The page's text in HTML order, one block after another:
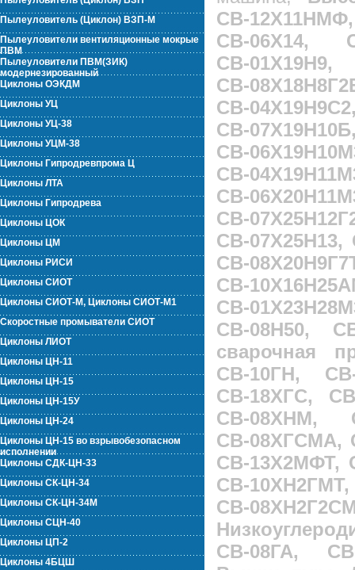
Пылеуловитель (Циклон) ВЗП-М
Пылеуловители вентиляционные мокрые
ПВМ
Пылеуловители ПВМ(ЗИК)
модернезированный
Циклоны ОЭКДМ
Циклоны УЦ
Циклоны УЦ-38
Циклоны УЦМ-38
Циклоны Гипродревпрома Ц
Циклоны ЛТА
Циклоны Гипродрева
Циклоны ЦОК
Циклоны ЦМ
Циклоны РИСИ
Циклоны СИОТ
Циклоны СИОТ-М, Циклоны СИОТ-М1
Скоростные промыватели СИОТ
Циклоны ЛИОТ
Циклоны ЦН-11
Циклоны ЦН-15
Циклоны ЦН-15У
Циклоны ЦН-24
Циклоны ЦН-15 во взрывобезопасном
исполнении
Циклоны СДК-ЦН-33
Циклоны СК-ЦН-34
Циклоны СК-ЦН-34М
Циклоны СЦН-40
Циклоны ЦП-2
Циклоны 4БЦШ
СВ-
СВ-06Х14,
СВ-
СВ-
СВ-
СВ-
СВ-
СВ-
СВ-
СВ-
СВ-07Х25Н13,
СВ-
СВ-
СВ-
СВ-08Н50,
сварочная
СВ-10ГН,
СВ-18ХГС,
СВ-08ХНМ,
СВ-08ХГСМА,
СВ-13Х2МФТ,
СВ-
СВ-
СВ-08ГА,